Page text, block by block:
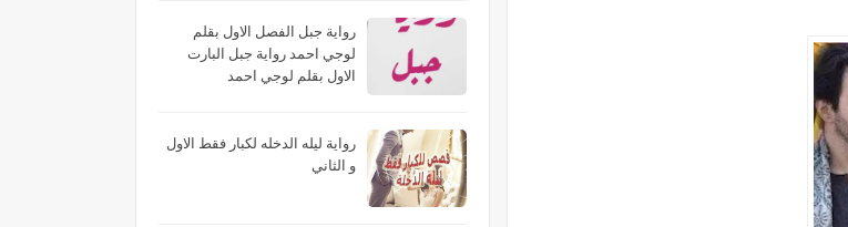
رواية جبل الفصل الاول بقلم
لوجي احمد رواية جبل البارت
الاول بقلم لوجي احمد
رواية ليله الدخله لكبار فقط الاول
و الثاني